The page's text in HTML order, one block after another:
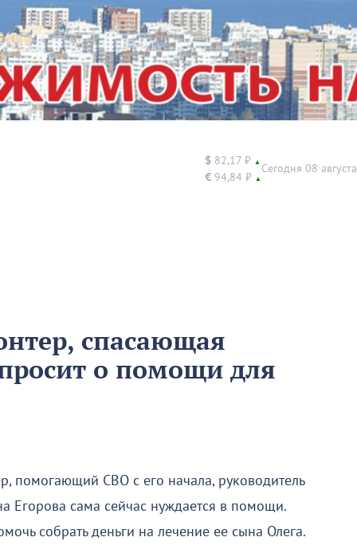
$ 82,17 ₽ ▲
€ 94,84 ₽ ▲
Сегодня 08 августа
спасающая
о помощи для
помогающий СВО с его начала, руководитель
Егорова сама сейчас нуждается в помощи.
собрать деньги на лечение ее сына Олега.